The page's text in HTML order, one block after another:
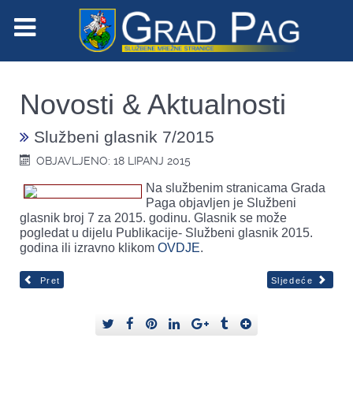
Novosti & Aktualnosti
Službeni glasnik 7/2015
OBJAVLJENO: 18 LIPANJ 2015
Na službenim stranicama Grada
Paga objavljen je Službeni
glasnik broj 7 za 2015. godinu. Glasnik se može
pogledat u dijelu Publikacije- Službeni glasnik 2015.
godina ili izravno klikom OVDJE.
Pret Sljedeće